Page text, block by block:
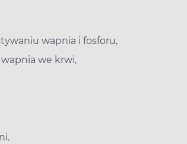
wapnia i fosforu,
we krwi,